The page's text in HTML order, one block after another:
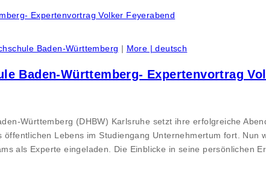
Baden-Württemberg | More | deutsch
Baden-Württemberg- Expertenvortrag
Württemberg (DHBW) Karlsruhe setzt ihre erfolgreiche
Lebens im Studiengang Unternehmertum fort. Nun
als Experte eingeladen. Die Einblicke in seine persönlichen